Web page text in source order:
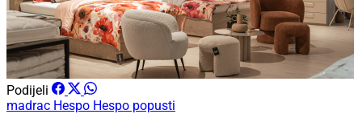
Podijeli
madrac Hespo Hespo popusti